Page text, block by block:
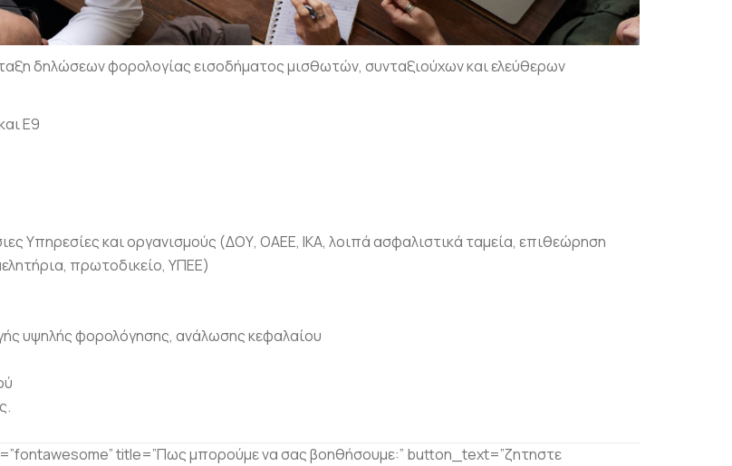
δηλώσεων φορολογίας εισοδήματος μισθωτών, συνταξιούχων και ελεύθερων
Ε9
Υπηρεσίες και οργανισμούς (ΔΟΥ, ΟΑΕΕ, ΙΚΑ, λοιπά ασφαλιστικά ταμεία, επιθεώρηση
πρωτοδικείο, ΥΠΕΕ)
υψηλής φορολόγησης, ανάλωσης κεφαλαίου
title=”Πως μπορούμε να σας βοηθήσουμε:” button_text=”ζητηστε